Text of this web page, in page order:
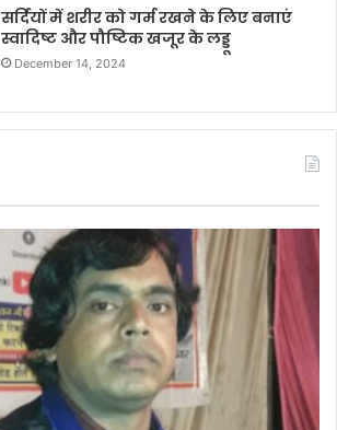
सर्दियों में शरीर को गर्म रखने के लिए बनाएं
स्वादिष्ट और पौष्टिक खजूर के लड्डू
December 14, 2024